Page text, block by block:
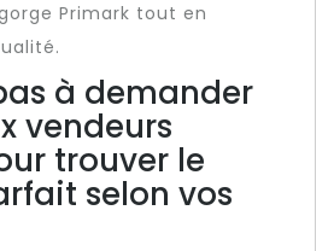
Primark tout en
à demander
vendeurs
trouver le
selon vos